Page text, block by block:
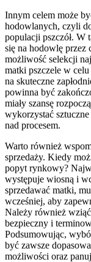
Innym celem może
hodowlanych, czyli
populacji pszczół. W
się na hodowlę przez
możliwość selekcji
matki pszczele w
na skuteczne
powinna być
miały szansę
wykorzystać
nad procesem.
Warto również
sprzedaży. Kiedy
popyt rynkowy?
występuje wiosną i
sprzedawać matki,
wcześniej, aby
Należy również
bezpieczny i
Podsumowując,
być zawsze
możliwości oraz